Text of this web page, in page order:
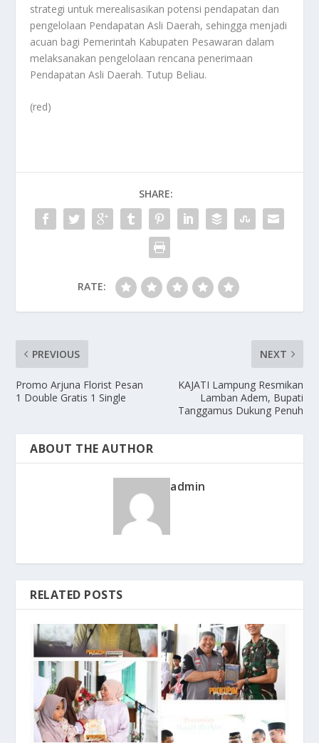
strategi untuk merealisasikan potensi pendapatan dan
pengelolaan Pendapatan Asli Daerah, sehingga menjadi
acuan bagi Pemerintah Kabupaten Pesawaran dalam
melaksanakan pengelolaan rencana penerimaan
Pendapatan Asli Daerah. Tutup Beliau.
(red)
SHARE:
RATE:
PREVIOUS
Promo Arjuna Florist Pesan
1 Double Gratis 1 Single
NEXT
KAJATI Lampung Resmikan
Lamban Adem, Bupati
Tanggamus Dukung Penuh
ABOUT THE AUTHOR
admin
RELATED POSTS